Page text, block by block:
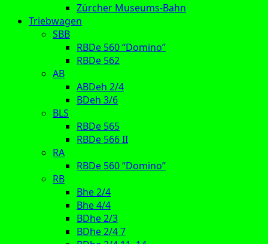
Zürcher Museums-Bahn
Triebwagen
SBB
RBDe 560 “Domino”
RBDe 562
AB
ABDeh 2/4
BDeh 3/6
BLS
RBDe 565
RBDe 566 II
RA
RBDe 560 “Domino”
RB
Bhe 2/4
Bhe 4/4
BDhe 2/3
BDhe 2/4 7